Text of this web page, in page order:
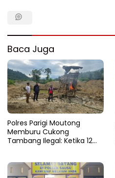
Baca Juga
Polres Parigi Moutong
Memburu Cukong
Tambang Ilegal: Ketika 12